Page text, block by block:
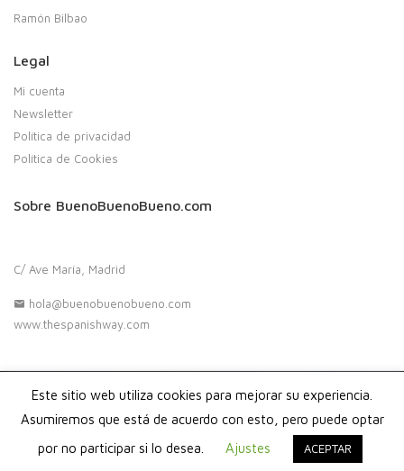
Ramón Bilbao
Legal
Mi cuenta
Newsletter
Política de privacidad
Política de Cookies
Sobre BuenoBuenoBueno.com
C/ Ave María, Madrid
hola@buenobuenobueno.com
www.thespanishway.com
Copyright 2020. Buenobuenobueno.com - Todos los derechos
reservados
Este sitio web utiliza cookies para mejorar su experiencia.
Asumiremos que está de acuerdo con esto, pero puede optar
por no participar si lo desea.
Ajustes ACEPTAR